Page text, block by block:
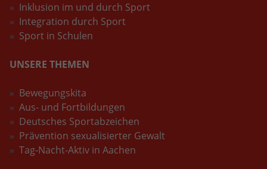
Inklusion im und durch Sport
Integration durch Sport
Sport in Schulen
UNSERE THEMEN
Bewegungskita
Aus- und Fortbildungen
Deutsches Sportabzeichen
Prävention sexualisierter Gewalt
Tag-Nacht-Aktiv in Aachen